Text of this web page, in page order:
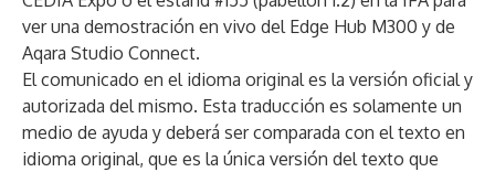
ver una demostración en vivo del Edge Hub M300 y de
Aqara Studio Connect.
El comunicado en el idioma original es la versión oficial y
autorizada del mismo. Esta traducción es solamente un
medio de ayuda y deberá ser comparada con el texto en
idioma original, que es la única versión del texto que